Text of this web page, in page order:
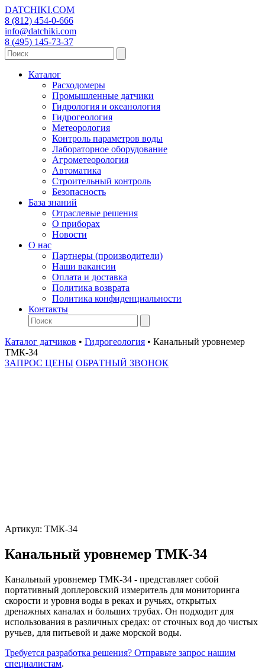
DATCHIKI.COM
8 (812) 454-0-666
info@datchiki.com
8 (495) 145-73-37
Каталог
Расходомеры
Промышленные датчики
Гидрология и океанология
Гидрогеология
Метеорология
Контроль параметров воды
Лабораторное оборудование
Агрометеорология
Автоматика
Строительный контроль
Безопасность
База знаний
Отраслевые решения
О приборах
Новости
О нас
Партнеры (производители)
Наши вакансии
Оплата и доставка
Политика возврата
Политика конфиденциальности
Контакты
Каталог датчиков • Гидрогеология • Канальный уровнемер
ТМК-34
ЗАПРОС ЦЕНЫ ОБРАТНЫЙ ЗВОНОК
Артикул: ТМК-34
Канальный уровнемер ТМК-34
Канальный уровнемер ТМК-34 - представляет собой
портативный доплеровский измеритель для мониторинга
скорости и уровня воды в реках и ручьях, открытых
дренажных каналах и больших трубах. Он подходит для
использования в различных средах: от сточных вод до чистых
ручьев, для питьевой и даже морской воды.
Требуется разработка решения? Отправьте запрос нашим
специалистам.